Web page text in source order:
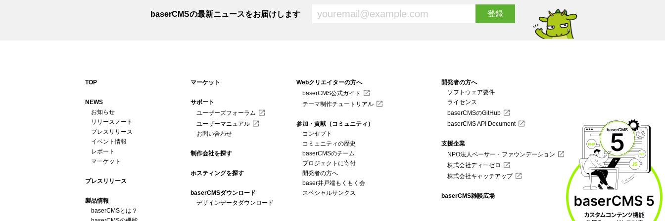
baserCMSの最新ニュースをお届けします
TOP
NEWS
お知らせ
リリースノート
プレスリリース
イベント情報
レポート
マーケット
プレスリリース
製品情報
baserCMSとは？
マーケット
サポート
ユーザーズフォーラム
ユーザーマニュアル
お問い合わせ
制作会社を探す
ホスティングを探す
baserCMSダウンロード
デザインデータダウンロード
Webクリエイターの方へ
baserCMS公式ガイド
テーマ制作チュートリアル
参加・貢献（コミュニティ）
コンセプト
コミュニティの歴史
baserCMSのチーム
プロジェクトに寄付
開発者の方へ
baser井戸端もくもく会
スペシャルサンクス
開発者の方へ
ソフトウェア要件
ライセンス
baserCMSのGitHub
baserCMS API Document
支援企業
NPO法人ベーサー・ファウンデーション
株式会社ディーゼロ
株式会社キャッチアップ
baserCMS雑談広場